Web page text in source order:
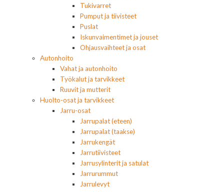
Tukivarret
Pumput ja tiivisteet
Puslat
Iskunvaimentimet ja jouset
Ohjausvaihteet ja osat
Autonhoito
Vahat ja autonhoito
Työkalut ja tarvikkeet
Ruuvit ja mutterit
Huolto-osat ja tarvikkeet
Jarru-osat
Jarrupalat (eteen)
Jarrupalat (taakse)
Jarrukengät
Jarrutiivisteet
Jarrusylinterit ja satulat
Jarrurummut
Jarrulevyt